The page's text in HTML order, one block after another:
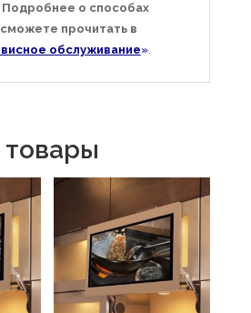
Подробнее о способах
прочитать в
обслуживание».